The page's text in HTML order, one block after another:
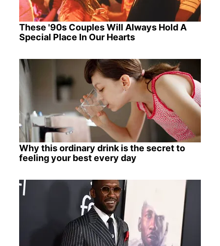
These '90s Couples Will Always Hold A
Special Place In Our Hearts
Why this ordinary drink is the secret to
feeling your best every day